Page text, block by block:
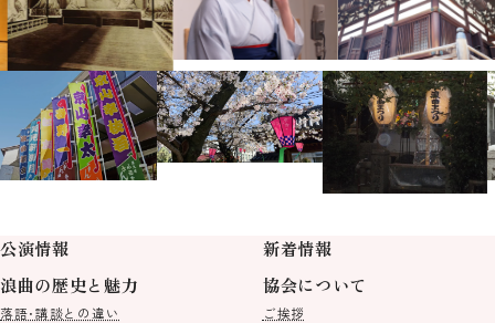
公演情報
新着情報
浪曲の歴史と魅力
落語･講談との違い
協会について
ご挨拶